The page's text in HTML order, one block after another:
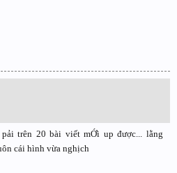
trên 20 bài viết mỚi up được... lằng
cái hình vừa nghịch